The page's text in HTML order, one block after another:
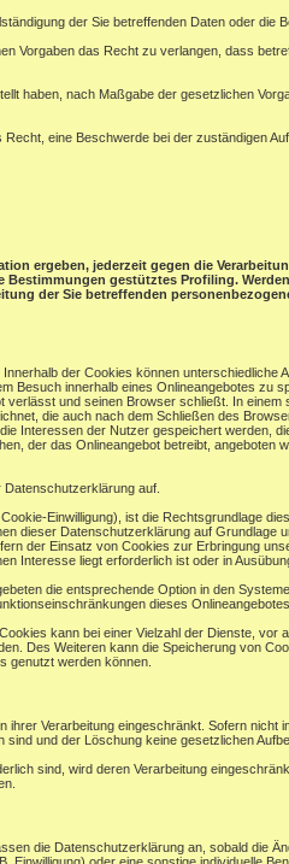
der Sie betreffenden Daten oder die
Vorgaben das Recht zu verlangen, dass
haben, nach Maßgabe der gesetzlichen
eine Beschwerde bei der zuständigen
ergeben, jederzeit gegen die
gestütztes Profiling.
der Sie betreffenden
der Cookies können unterschiedliche
innerhalb eines Onlineangebotes zu
und seinen Browser schließt. In
die auch nach dem Schließen des
Interessen der Nutzer gespeichert werden,
der das Onlineangebot betreibt,
auf.
Einwilligung), ist die Rechtsgrundlage
dieser Datenschutzerklärung auf
der Einsatz von Cookies zur Erbringung
Interesse liegt erforderlich ist oder in
die entsprechende Option in den
dieses
kann bei einer Vielzahl der Dienste, vor
Des Weiteren kann die Speicherung von
genutzt werden können.
Verarbeitung eingeschränkt. Sofern
und der Löschung keine gesetzlichen
sind, wird deren Verarbeitung
die Datenschutzerklärung an, sobald die